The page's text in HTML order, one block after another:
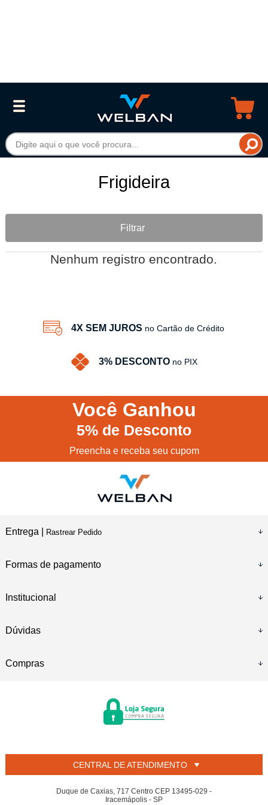
Frigideira
Filtrar
Nenhum registro encontrado.
4X SEM JUROS no Cartão de Crédito
3% DESCONTO no PIX
Você Ganhou
5% de Desconto
Preencha e receba seu cupom
Entrega | Rastrear Pedido
Formas de pagamento
Institucional
Dúvidas
Compras
CENTRAL DE ATENDIMENTO
Duque de Caxias, 717 Centro CEP 13495-029 -
Iracemápolis - SP